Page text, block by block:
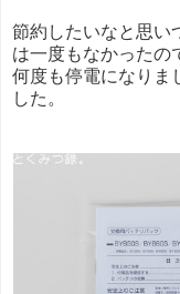
節約したいなと思
は一度もなかったの
何度も停電になり
した。